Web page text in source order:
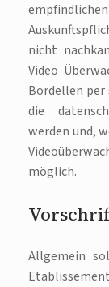
nicht
Video
Bordellen per
die
werden und,
möglich.
Allgemein